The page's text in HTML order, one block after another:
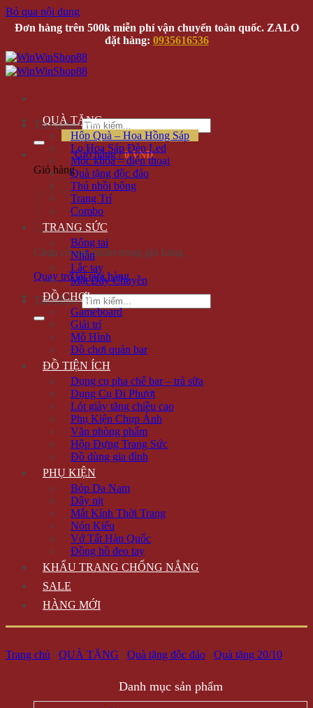
Bỏ qua nội dung
Đơn hàng trên 500k miễn phí vận chuyển toàn quốc. ZALO
đặt hàng: 0935616536
Tìm kiếm:
Giỏ hàng /0 VNĐ
Giỏ hàng
Chưa có sản phẩm trong giỏ hàng.
Quay trở lại cửa hàng
Tìm kiếm:
QUÀ TẶNG
Hộp Quà – Hoa Hồng Sáp
Lọ Hoa Sáp Đèn Led
Móc khóa – điện thoại
Quà tặng độc đáo
Thú nhồi bông
Trang Trí
Combo
TRANG SỨC
Bông tai
Nhẫn
Lắc tay
Mặt Dây Chuyền
ĐỒ CHƠI
Gameboard
Giải trí
Mô Hình
Đồ chơi quán bar
ĐỒ TIỆN ÍCH
Dụng cụ pha chế bar – trà sữa
Dụng Cụ Đi Phượt
Lót giày tăng chiều cao
Phụ Kiện Chụp Ảnh
Văn phòng phẩm
Hộp Đựng Trang Sức
Đồ dùng gia đình
PHỤ KIỆN
Bóp Da Nam
Dây nịt
Mắt Kính Thời Trang
Nón Kiểu
Vớ Tất Hàn Quốc
Đồng hồ đeo tay
KHẨU TRANG CHỐNG NẮNG
SALE
HÀNG MỚI
Trang chủ / QUÀ TẶNG / Quà tặng độc đáo / Quà tặng 20/10
Danh mục sản phẩm